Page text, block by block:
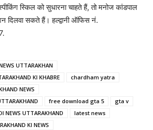
स्किल को सुधारना चाहते हैं, तो मनोज कांडपाल
दिलवा सकते हैं। हल्द्वानी ऑफिस नं.
UTTARAKHAN
KI KHABRE
chardham yatra
NEWS
free download gta 5
gta v
NEWS UTTARAKHAND
latest news
KI NEWS